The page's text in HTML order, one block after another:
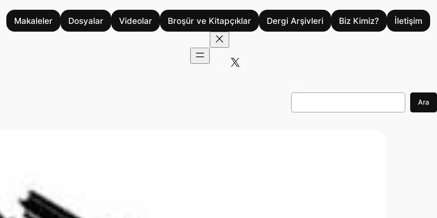
Makaleler Dosyalar Videolar Broşür ve Kitapçıklar Dergi Arşivleri Biz Kimiz? İletişim
Ara